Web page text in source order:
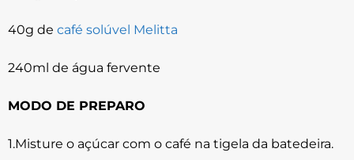
40g de café solúvel Melitta
240ml de água fervente
MODO DE PREPARO
1.Misture o açúcar com o café na tigela da batedeira.